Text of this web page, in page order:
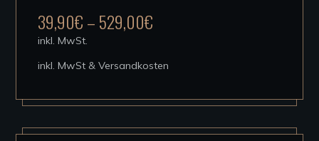
Die
auf
39,90€–529,00€
inkl. MwSt.
inkl. MwSt & Versandkosten